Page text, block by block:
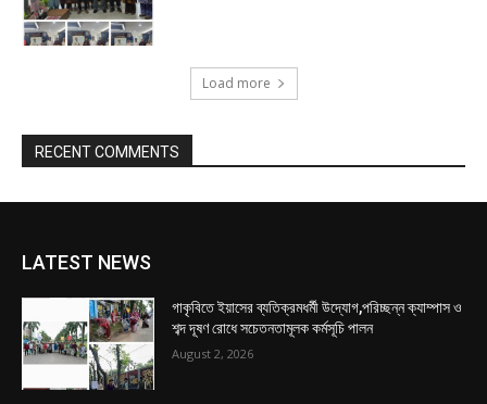
Load more
RECENT COMMENTS
LATEST NEWS
গাকৃবিতে ইয়াসের ব্যতিক্রমধর্মী উদ্যোগ,পরিচ্ছন্ন ক্যাম্পাস ও
শব্দ দূষণ রোধে সচেতনতামূলক কর্মসূচি পালন
August 2, 2026